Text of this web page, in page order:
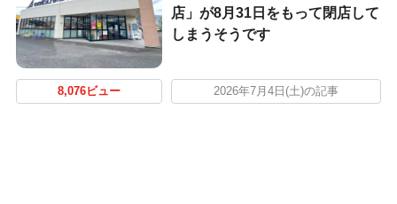
店」が8月31日をもって閉店して
しまうそうです
8,076ビュー 2026年7月4日(土)の記事